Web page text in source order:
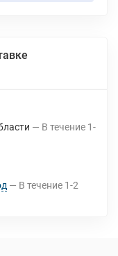
В течение 1-
В течение 1-2